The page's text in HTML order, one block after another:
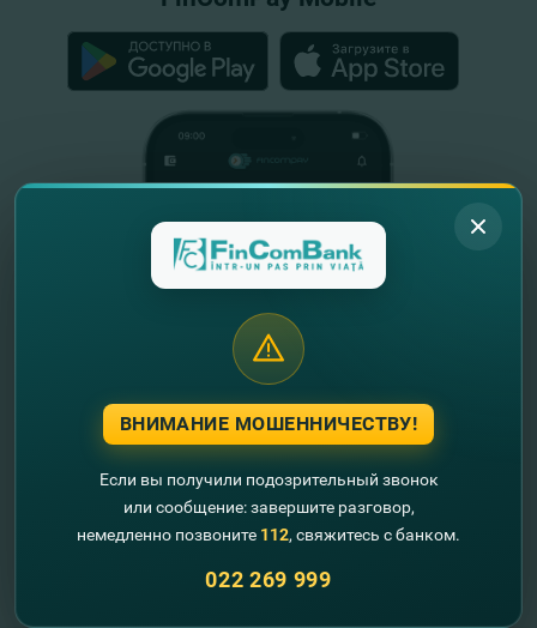
Полезная информация
ВНИМАНИЕ МОШЕННИЧЕСТВУ!
Если вы получили подозрительный звонок
или сообщение: завершите разговор,
немедленно позвоните 112, свяжитесь с банком.
022 269 999